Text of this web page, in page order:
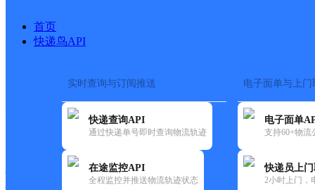
首页
快递鸟API
实时查询与订阅推送
快递查询API
通过快递单号即时查询物流轨迹
在途监控API
全程监控并推送物流轨迹状态
电子面单与上门
电子面单
支持60+物流
快递员上
2小时上门，
快运大全 快递时效